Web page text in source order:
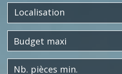
Localisation